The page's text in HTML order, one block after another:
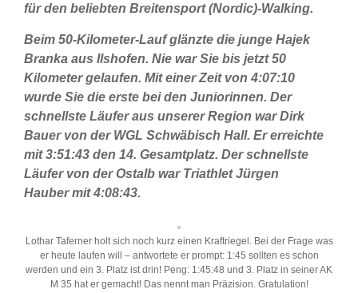
für den beliebten Breitensport (Nordic)-Walking.
Beim 50-Kilometer-Lauf glänzte die junge Hajek
Branka aus Ilshofen. Nie war Sie bis jetzt 50
Kilometer gelaufen. Mit einer Zeit von 4:07:10
wurde Sie die erste bei den Juniorinnen. Der
schnellste Läufer aus unserer Region war Dirk
Bauer von der WGL Schwäbisch Hall. Er erreichte
mit 3:51:43 den 14. Gesamtplatz. Der schnellste
Läufer von der Ostalb war Triathlet Jürgen
Hauber mit 4:08:43.
Lothar Taferner holt sich noch kurz einen Kraftriegel. Bei der Frage was
er heute laufen will – antwortete er prompt: 1:45 sollten es schon
werden und ein 3. Platz ist drin! Peng: 1:45:48 und 3. Platz in seiner AK
M 35 hat er gemacht! Das nennt man Präzision. Gratulation!